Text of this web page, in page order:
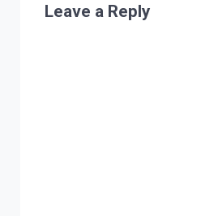
Leave a Reply